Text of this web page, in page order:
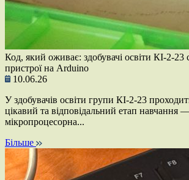
Код, який оживає: здобувачі освіти КІ-2-23
пристрої на Arduino
10.06.26
У здобувачів освіти групи КІ-2-23
цікавий та відповідальний етап навчання
мікропроцесорна...
Більше